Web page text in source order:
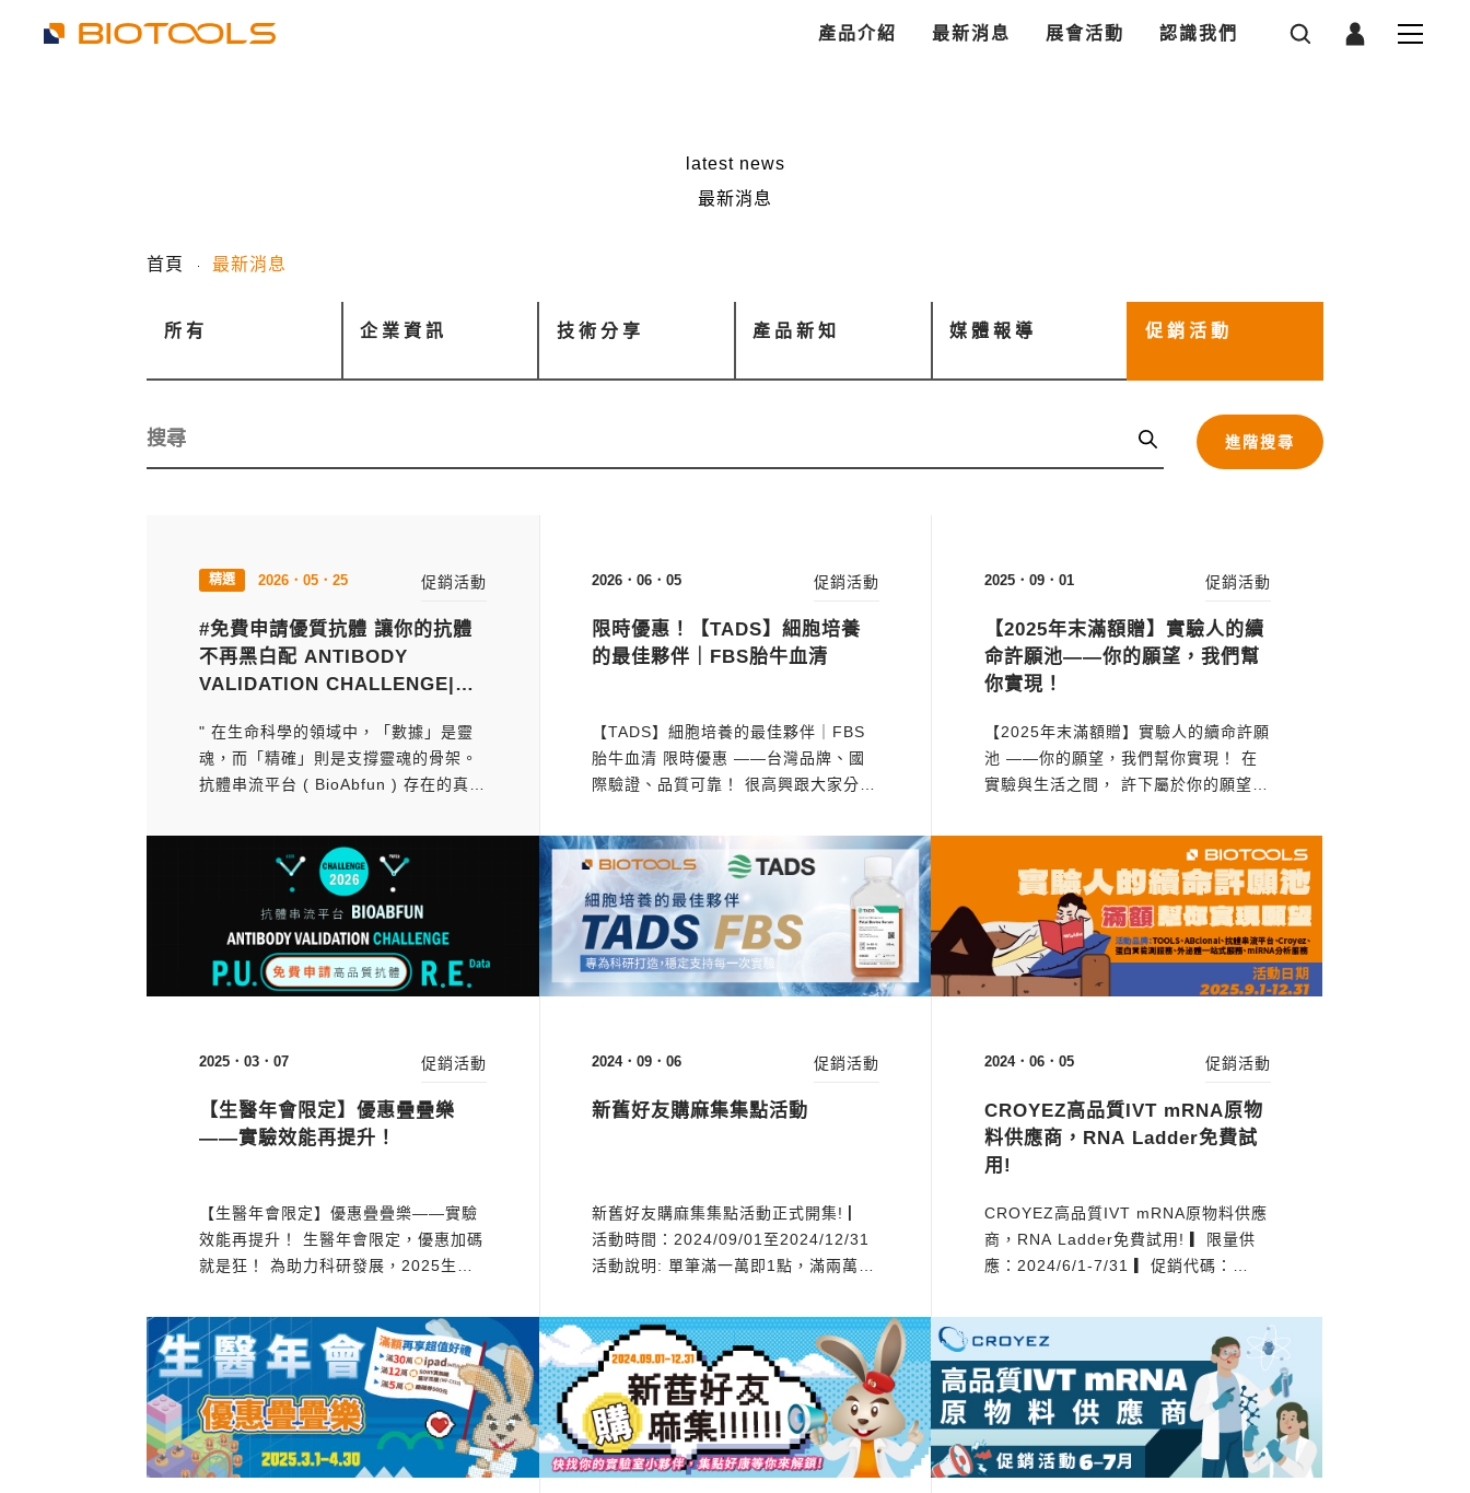
產品介紹 最新消息 展會活動 認識我們
latest news
最新消息
首頁 最新消息
所有 企業資訊 技術分享 產品新知 媒體報導 促銷活動
進階搜尋
2026．05．25
#免費申請優質抗體 讓你的抗體
不再黑白配 ANTIBODY
VALIDATION CHALLENGE|抗
" 在生命科學的領域中，「數據」是靈
魂，而「精確」則是支撐靈魂的骨架。
抗體串流平台 ( BioAbfun ) 存在的真正
是為了極致提升蛋白質驗證的精確度。"
每一次的 Western Blot、每一張 IHC
切片，背後都是研究者數週甚至數月的
辛勞。 如果因為抗體特異性的偏差而導
致結果失準...
促銷活動 2026．06．05
限時優惠！【TADS】細胞培養
的最佳夥伴｜FBS胎牛血清
【TADS】細胞培養的最佳夥伴｜FBS
胎牛血清 限時優惠 ——台灣品牌、國
際驗證、品質可靠！ 很高興跟大家分
【 TADS 】深度結盟！ 我們秉持著
「台灣品牌 ‧ 國際驗證 ‧ 品質可靠」
的精神，所有血清來源皆通過台灣法規
與美國 USDA 認證，​用最扎實的技術規
格與完...
促銷活動 2025．09．01
【2025年末滿額贈】實驗人的續
命許願池——你的願望，我們幫
你實現！
【2025年末滿額贈】實驗人的續命許願
池 ——你的願望，我們幫你實現！ 在
實驗與生活之間， 許下屬於你的願望
晨響起的嘆息，我們理解您的每一次奮
鬥。這個年末，我們不只提供產品，更
希望能為您的辛勤研究，帶來最溫暖、
最實質的回報。 為此，圖爾思生技隆重
推出...
促銷活動
2025．03．07
【生醫年會限定】優惠疊疊樂
——實驗效能再提升！
【生醫年會限定】優惠疊疊樂——實驗
效能再提升！ 生醫年會限定，優惠加碼
就是狂！ 為助力科研發展，2025生醫
重優惠任你搭配，滿額還可獲得超值好
禮！快來享受限定折扣，讓您的研究資
源更加充沛，實驗效率全面升級，助您
順利推進研究計畫！ ————&mda...
促銷活動 2024．09．06
新舊好友購麻集集點活動
新舊好友購麻集集點活動正式開集! ▏
活動時間：2024/09/01至2024/12/31
活動說明: 單筆滿一萬即1點，滿兩萬贈
數，即可兌換相對應的好禮。 舊朋友
(客戶)推薦不同實驗室的新朋友購買參
與活動之產品/品牌，在購買時訂單填寫
『介紹人』，該名介紹人即可獲得7-11
禮卷100元。 新朋友多一...
促銷活動 2024．06．05
CROYEZ高品質IVT mRNA原物
料供應商，RNA Ladder免費試
用!
CROYEZ高品質IVT mRNA原物料供應
商，RNA Ladder免費試用! ▎限量供
應：2024/6/1-7/31 ▎促銷代碼：
工作流程】 【IVT mRNA合成材料】
▎產品優勢： 提供高品質、高純度的
IVT mRNA原料 高彈性T7 RNA
polymerase合成用配方(Buffer)
【mRNA產品作為陽性對照】 ▎產品優
勢： ...
促銷活動